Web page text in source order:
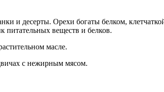
и десерты. Орехи богаты белком,
питательных веществ и белков.
масле.
с нежирным мясом.